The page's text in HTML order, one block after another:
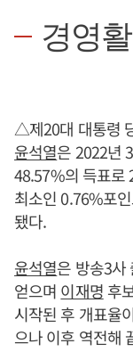
경영
△제20대 대통령
윤석열은 2022년
48.57%의 득표로
최소인 0.76%포
됐다.
윤석열은 방송3사
얻으며 이재명 후
시작된 후 개표율
으나 이후 역전해